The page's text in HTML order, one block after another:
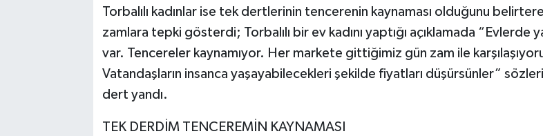
Torbalılı kadınlar ise tek dertlerinin tencerenin kaynaması olduğunu
zamlara tepki gösterdi; Torbalılı bir ev kadını yaptığı açıklamada “Evlerde
var. Tencereler kaynamıyor. Her markete gittiğimiz gün zam ile
Vatandaşların insanca yaşayabilecekleri şekilde fiyatları düşürsünler”
dert yandı.
TEK DERDİM TENCEREMİN KAYNAMASI